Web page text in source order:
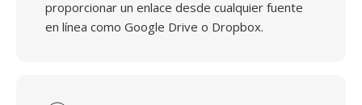
proporcionar un enlace desde cualquier fuente
en línea como Google Drive o Dropbox.